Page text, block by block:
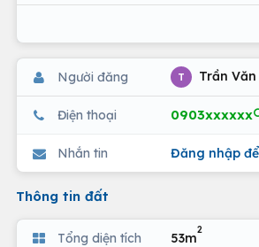
Người đăng T Trần
Điện thoại
Nhắn tin Đăng nhập
Thông tin đất
Tổng diện tích 53m
2